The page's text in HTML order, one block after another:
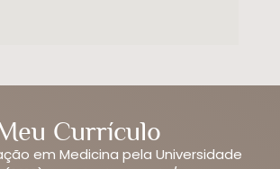
Currículo
em Medicina pela Universidade